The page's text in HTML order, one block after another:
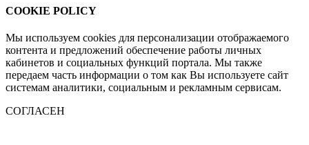
COOKIE POLICY
Мы используем cookies для персонализации отображаемого
контента и предложений обеспечение работы личных
кабинетов и социальных функций портала. Мы также
передаем часть информации о том как Вы используете сайт
системам аналитики, социальным и рекламным сервисам.
СОГЛАСЕН